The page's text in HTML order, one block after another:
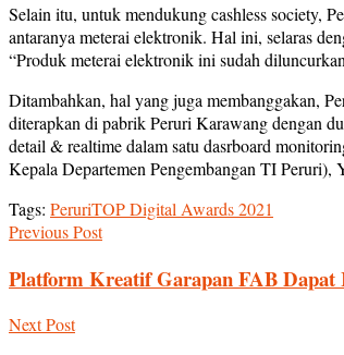
Selain itu, untuk mendukung cashless society,
antaranya meterai elektronik. Hal ini, selaras
“Produk meterai elektronik ini sudah
Ditambahkan, hal yang juga membanggakan,
diterapkan di pabrik Peruri Karawang dengan
detail & realtime dalam satu dasrboard
Kepala Departemen Pengembangan TI
Tags: PeruriTOP Digital Awards 2021
Previous Post
Platform Kreatif Garapan FAB Dapat
Next Post